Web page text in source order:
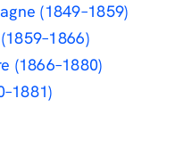
(1849–1859)
(1866–1880)